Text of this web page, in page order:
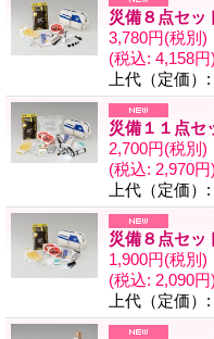
災備８点セッ
3,780円(税別)
(税込: 4,158円)
上代（定価） :
災備１１点セ
2,700円(税別)
(税込: 2,970円)
上代（定価） :
災備８点セッ
1,900円(税別)
(税込: 2,090円)
上代（定価） :